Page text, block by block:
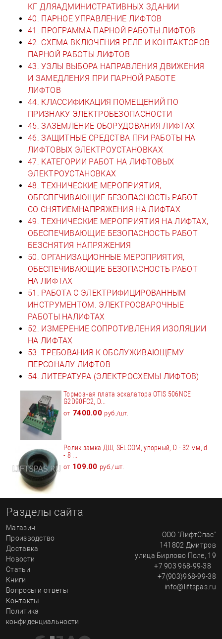
КГ ДЛЯАДМИНИСТРАТИВНЫХ ЗДАНИИ
40. ПАРНОЕ УПРАВЛЕНИЕ ЛИФТОВ
41. ПРОГРАММА ПАРНОЙ РАБОТЫ ЛИФТОВ
42. СХЕМА ВКЛЮЧЕНИЯ РЕЛЕ И КОНТАКТОРОВ
ПАРНОЙ РАБОТЫ ЛИФТОВ
43. УЗЛЫ ВЫБОРА НАПРАВЛЕНИЯ ДВИЖЕНИЯ
И ЗАМЕДЛЕНИЯ ПРИ ПАРНОЙ РАБОТЕ
ЛИФТОВ
44. КЛАССИФИКАЦИЯ ПОМЕЩЕНИЙ ПО
ПРИЗНАКУ ЭЛЕКТРОБЕЗОПАСНОСТИ
45. ЗАЗЕМЛЕНИЕ ОБОРУДОВАНИЯ ЛИФТАХ
46. ЗАЩИТНЫЕ СРЕДСТВА ПРИ РАБОТЫ НА
ЛИФТОВЫХ ЭЛЕКТРОУСТАНОВКАХ
47. КАТЕГОРИИ РАБОТ НА ЛИФТОВЫХ
ЭЛЕКТРОУСТАНОВКАХ
48. ТЕХНИЧЕСКИЕ МЕРОПРИЯТИЯ,
ОБЕСПЕЧИВАЮЩИЕ БЕЗОПАСНОСТЬ РАБОТ
СО СНЯТИЕМНАПРЯЖЕНИЯ НА ЛИФТАХ
49. ТЕХНИЧЕСКИЕ МЕРОПРИЯТИЯ НА ЛИФТАХ,
ОБЕСПЕЧИВАЮЩИЕ БЕЗОПАСНОСТЬ РАБОТ
БЕЗСНЯТИЯ НАПРЯЖЕНИЯ
50. ОРГАНИЗАЦИОННЫЕ МЕРОПРИЯТИЯ,
ОБЕСПЕЧИВАЮЩИЕ БЕЗОПАСНОСТЬ РАБОТ
НА ЛИФТАХ
51. РАБОТА С ЭЛЕКТРИФИЦИРОВАННЫМ
ИНСТРУМЕНТОМ. ЭЛЕКТРОСВАРОЧНЫЕ
РАБОТЫ НАЛИФТАХ
52. ИЗМЕРЕНИЕ СОПРОТИВЛЕНИЯ ИЗОЛЯЦИИ
НА ЛИФТАХ
53. ТРЕБОВАНИЯ К ОБСЛУЖИВАЮЩЕМУ
ПЕРСОНАЛУ ЛИФТОВ
54. ЛИТЕРАТУРА (ЭЛЕКТРОСХЕМЫ ЛИФТОВ)
Тормозная плата эскалатора OTIS 506NCE
G2D90FC2, D...
от 7400.00 руб./шт.
Ролик замка ДШ, SELCOM, упорный, D - 32 мм, d
- 8 ...
от 109.00 руб./шт.
Разделы сайта
Магазин
Производство
Доставка
Новости
Статьи
Книги
Вопросы и ответы
Контакты
Политика
конфиденциальности
ООО "ЛифтСпас"
141802 Дмитров
улица Бирлово Поле, 19
+7 903 968-99-38
+7(903)968-99-38
info@liftspas.ru